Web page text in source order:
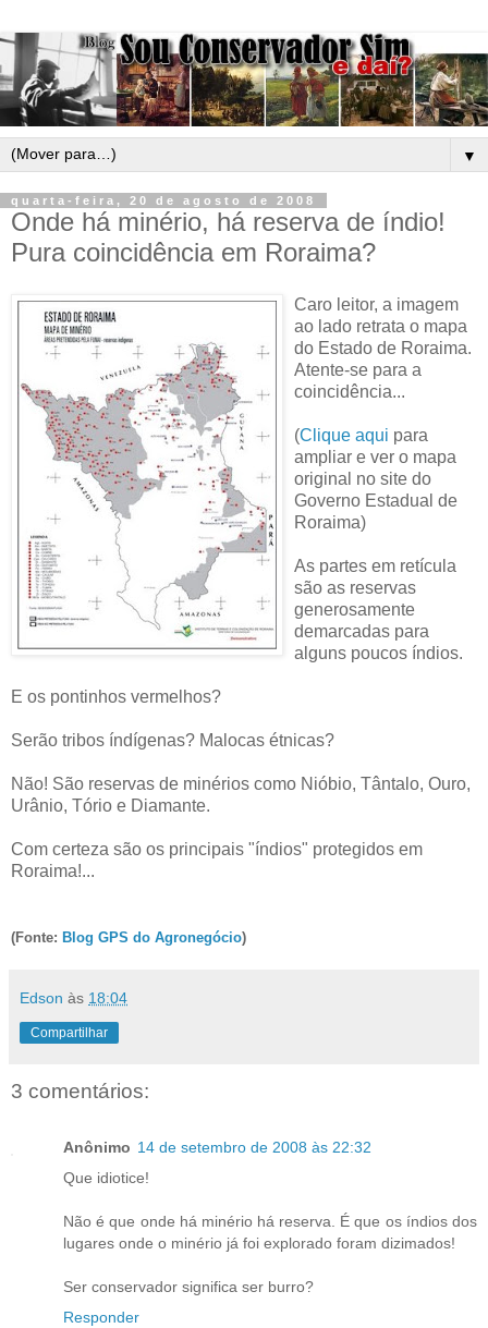
▼
quarta-feira, 20 de agosto de 2008
Onde há minério, há reserva de índio!
Pura coincidência em Roraima?
Caro leitor, a imagem
ao lado retrata o mapa
do Estado de Roraima.
Atente-se para a
coincidência...
(Clique aqui para
ampliar e ver o mapa
original no site do
Governo Estadual de
Roraima)
As partes em retícula
são as reservas
generosamente
demarcadas para
alguns poucos índios.
E os pontinhos vermelhos?
Serão tribos índígenas? Malocas étnicas?
Não! São reservas de minérios como Nióbio, Tântalo, Ouro,
Urânio, Tório e Diamante.
Com certeza são os principais "índios" protegidos em
Roraima!...
(Fonte: Blog GPS do Agronegócio)
Edson às 18:04
Compartilhar
3 comentários:
Anônimo 14 de setembro de 2008 às 22:32
Que idiotice!
Não é que onde há minério há reserva. É que os índios dos
lugares onde o minério já foi explorado foram dizimados!
Ser conservador significa ser burro?
Responder